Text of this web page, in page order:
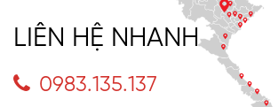
LIÊN HỆ NHANH
0983.135.137